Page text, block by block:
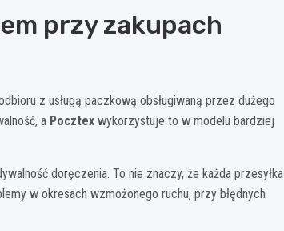
przy zakupach
z usługą paczkową obsługiwaną przez dużego
a Pocztex wykorzystuje to w modelu bardziej
doręczenia. To nie znaczy, że każda przesyłka
w okresach wzmożonego ruchu, przy błędnych